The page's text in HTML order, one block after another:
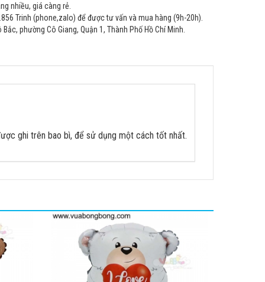
nhiều, giá càng rẻ.
Trinh (phone,zalo) để được tư vấn và mua hàng (9h-20h).
phường Cô Giang, Quận 1, Thành Phố Hồ Chí Minh.
ghi trên bao bì, để sử dụng một cách tốt nhất.